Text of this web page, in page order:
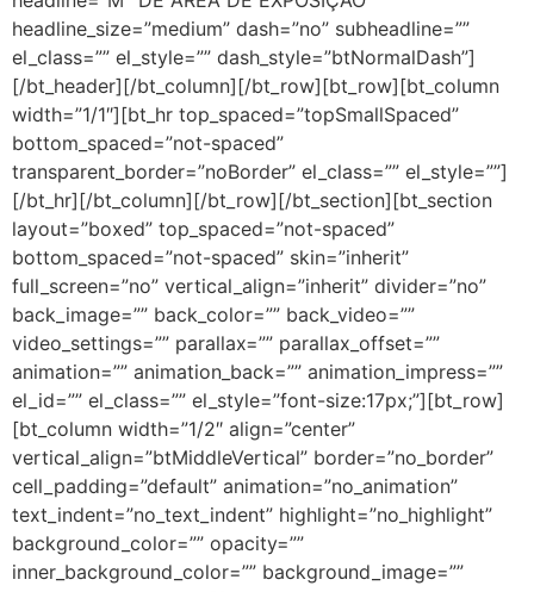
headline_size=”medium” dash=”no” subheadline=””
el_class=”” el_style=”” dash_style=”btNormalDash”]
[/bt_header][/bt_column][/bt_row][bt_row][bt_column
width=”1/1″][bt_hr top_spaced=”topSmallSpaced”
bottom_spaced=”not-spaced”
transparent_border=”noBorder” el_class=”” el_style=””]
[/bt_hr][/bt_column][/bt_row][/bt_section][bt_section
layout=”boxed” top_spaced=”not-spaced”
bottom_spaced=”not-spaced” skin=”inherit”
full_screen=”no” vertical_align=”inherit” divider=”no”
back_image=”” back_color=”” back_video=””
video_settings=”” parallax=”” parallax_offset=””
animation=”” animation_back=”” animation_impress=””
el_id=”” el_class=”” el_style=”font-size:17px;”][bt_row]
[bt_column width=”1/2″ align=”center”
vertical_align=”btMiddleVertical” border=”no_border”
cell_padding=”default” animation=”no_animation”
text_indent=”no_text_indent” highlight=”no_highlight”
background_color=”” opacity=””
inner_background_color=”” background_image=””